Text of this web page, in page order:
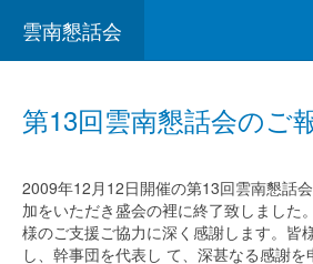
雲南懇話会
第13回雲南懇話会のご
2009年12月12日開催の第13回雲南懇話
加をいただき盛会の裡に終了致しました
様のご支援ご協力に深く感謝します。皆
し、幹事団を代表し て、深甚なる感謝